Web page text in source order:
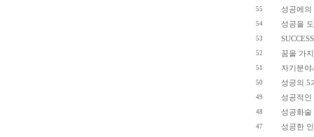
55 성공에의
54 성공을
53 SUCCESS
52 꿈을 가
51 자기분야
50 성공의 5
49 성공적인
48 성공화술
47 성공한